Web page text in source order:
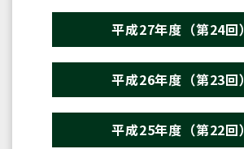
平成27年度（第24回）
平成26年度（第23回）
平成25年度（第22回）